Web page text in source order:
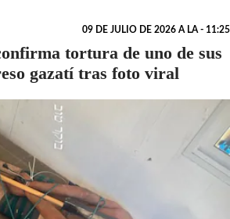
09 DE JULIO DE 2026 A LA - 11:25
tortura de uno de sus
gazatí tras foto viral